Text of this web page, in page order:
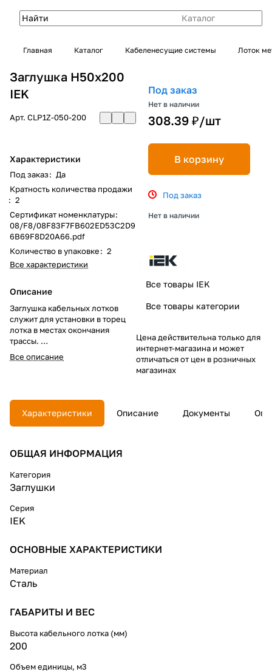
Каталог
Главная Каталог Кабеленесущие системы Лоток
Заглушка Н50х200
IEK
Арт. CLP1Z-050-200
Характеристики
Под заказ: Да
Кратность количества продажи
: 2
Сертификат номенклатуры:
08/F8/08F83F7FB602ED53C2D9
6B69F8D20A66.pdf
Количество в упаковке: 2
Все характеристики
Описание
Заглушка кабельных лотков
служит для установки в торец
лотка в местах окончания
трассы.
Все аксессуары для
цинка 10-20 мкм).
Все описание
Под заказ
Нет в наличии
308.39 ₽/шт
В корзину
Под заказ
Нет в наличии
Все товары IEK
Все товары категории
Цена действительна только для
интернет-магазина и может
отличаться от цен в розничных
магазинах
Характеристики Описание Документы
ОБЩАЯ ИНФОРМАЦИЯ
Категория
Заглушки
Серия
IEK
ОСНОВНЫЕ ХАРАКТЕРИСТИКИ
Материал
Сталь
ГАБАРИТЫ И ВЕС
Высота кабельного лотка (мм)
200
Объем единицы, м3